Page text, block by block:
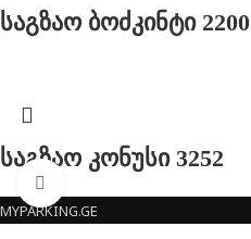
საგზაო ბოძკინტი 2200
საგზაო კონუსი 3252
MYPARKING.GE